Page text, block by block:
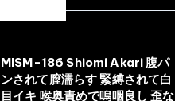
MISM-186 Shiomi Akari 腹パ
ンされて膣濡らす 緊縛されて白
目イキ 喉奥責めで嗚咽良し 歪な